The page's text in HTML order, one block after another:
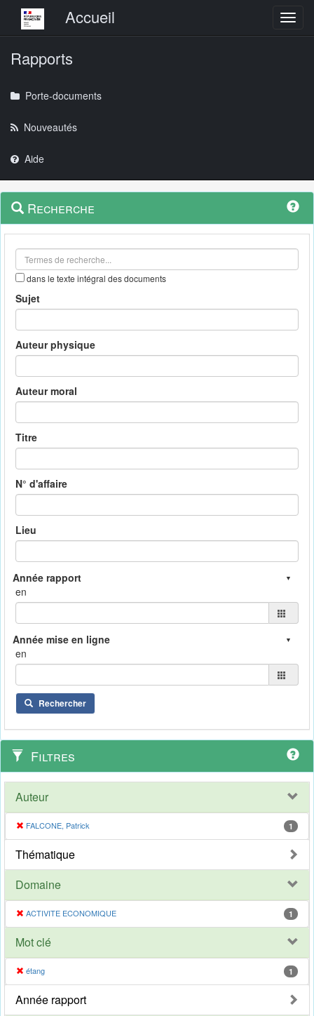
Menu principalAccueil
Rapports
Porte-documents
Nouveautés
Aide
Navigation
outils
Menu
contextuel
Recherche
dans le texte intégral des documents
Sujet
Auteur physique
Auteur moral
Titre
N° d'affaire
Lieu
en
en
Rechercher
Filtres
Auteur
FALCONE, Patrick 1
Thématique
Domaine
ACTIVITE ECONOMIQUE 1
Mot clé
étang 1
Année rapport